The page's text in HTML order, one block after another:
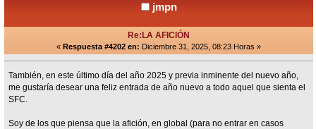
jmpn
Re:LA AFICIÓN
« Respuesta #4202 en: Diciembre 31, 2025, 08:23 Horas »
También, en este último día del año 2025 y previa inminente del nuevo año,
me gustaría desear una feliz entrada de año nuevo a todo aquel que sienta el
SFC.
Soy de los que piensa que la afición, en global (para no entrar en casos